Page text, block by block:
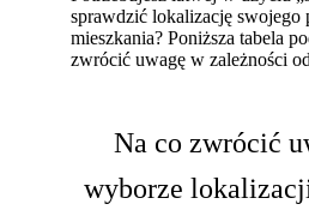
sprawdzić lokalizację swojego
mieszkania? Poniższa tabela
zwrócić uwagę w zależności
Na co zwrócić
wyborze